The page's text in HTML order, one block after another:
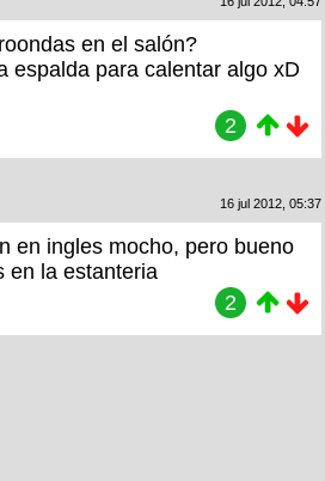
en el salón?
espalda para calentar algo xD
2
16 jul 2012, 05:37
en ingles mocho, pero bueno
en la estanteria
2